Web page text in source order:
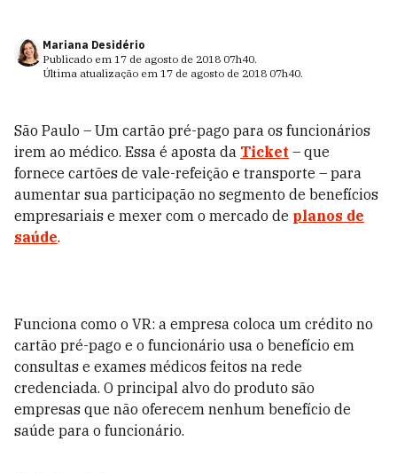
Mariana Desidério
Publicado em 17 de agosto de 2018 07h40.
Última atualização em 17 de agosto de 2018 07h40.
São Paulo – Um cartão pré-pago para os funcionários
irem ao médico. Essa é aposta da Ticket – que
fornece cartões de vale-refeição e transporte – para
aumentar sua participação no segmento de benefícios
empresariais e mexer com o mercado de planos de
saúde.
Funciona como o VR: a empresa coloca um crédito no
cartão pré-pago e o funcionário usa o benefício em
consultas e exames médicos feitos na rede
credenciada. O principal alvo do produto são
empresas que não oferecem nenhum benefício de
saúde para o funcionário.